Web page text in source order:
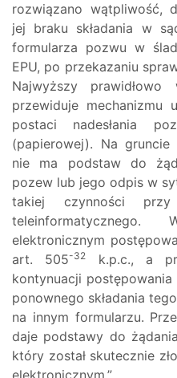
rozwiązano wątpliwość,
jej braku składania w
formularza pozwu w
EPU, po przekazaniu
Najwyższy
przewiduje mechanizmu
postaci nadesłania
(papierowej). Na
nie ma podstaw do
pozew lub jego odpis w
takiej czynności przy
elektronicznym
art. 505-32
k.p.c., a
kontynuacji
ponownego składania
na innym formularzu.
daje podstawy do
który został skutecznie
elektronicznym.”